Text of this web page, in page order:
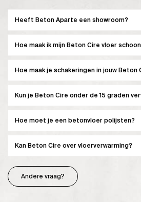
Heeft Beton Aparte een showroom?
Hoe maak ik mijn Beton Cire vloer
Hoe maak je schakeringen in jouw Beton
Kun je Beton Cire onder de 15 graden
Hoe moet je een betonvloer polijsten?
Kan Beton Cire over vloerverwarming?
Andere vraag?